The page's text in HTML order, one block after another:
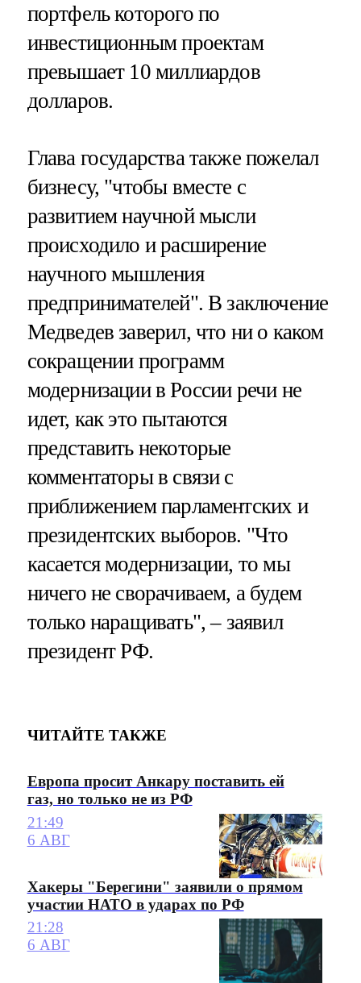
портфель которого по
инвестиционным проектам
превышает 10 миллиардов
долларов.
Глава государства также пожелал
бизнесу, "чтобы вместе с
развитием научной мысли
происходило и расширение
научного мышления
предпринимателей". В заключение
Медведев заверил, что ни о каком
сокращении программ
модернизации в России речи не
идет, как это пытаются
представить некоторые
комментаторы в связи с
приближением парламентских и
президентских выборов. "Что
касается модернизации, то мы
ничего не сворачиваем, а будем
только наращивать", – заявил
президент РФ.
ЧИТАЙТЕ ТАКЖЕ
Европа просит Анкару поставить ей
газ, но только не из РФ
21:49
6 АВГ
Хакеры "Берегини" заявили о прямом
участии НАТО в ударах по РФ
21:28
6 АВГ